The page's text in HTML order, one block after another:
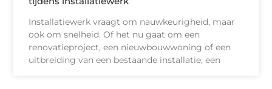
Installatiewerk vraagt om nauwkeurigheid, maar
ook om snelheid. Of het nu gaat om een
renovatieproject, een nieuwbouwwoning of een
uitbreiding van een bestaande installatie, een